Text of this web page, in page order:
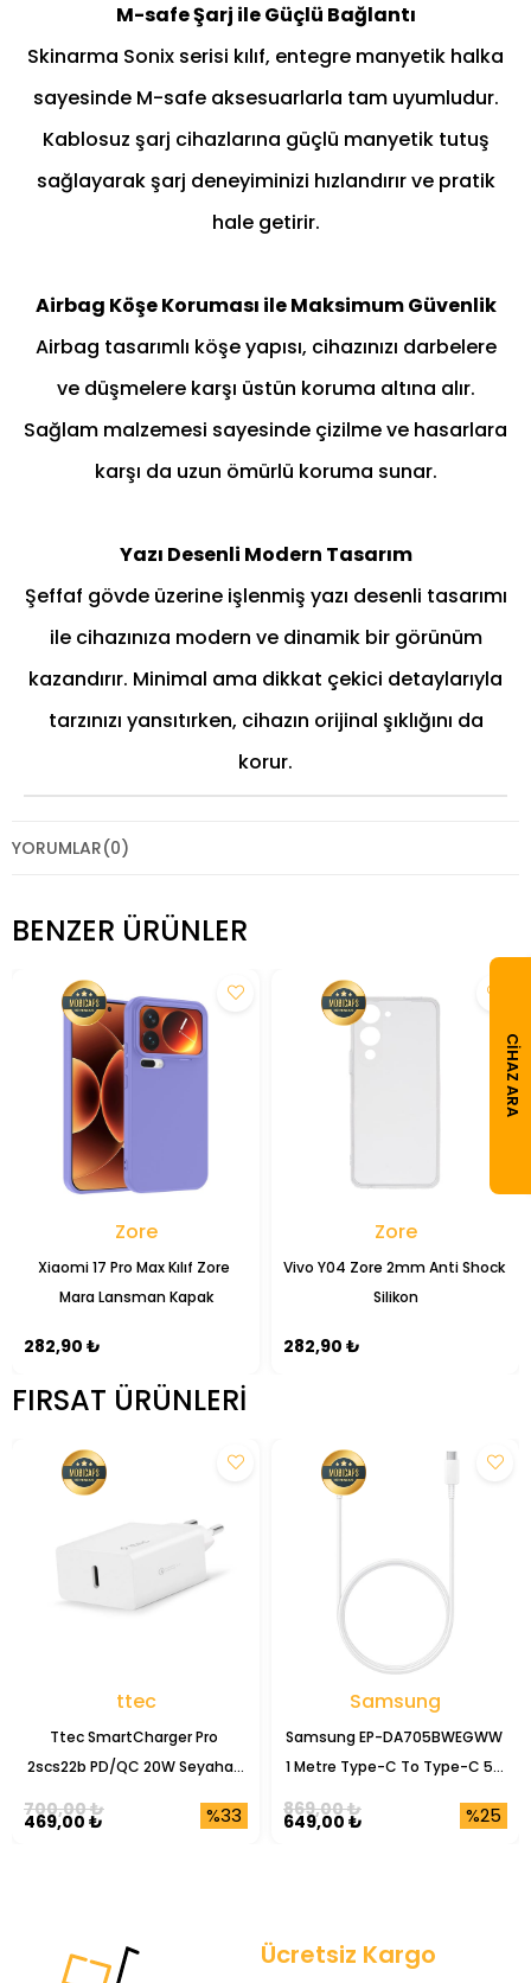
M-safe Şarj ile Güçlü Bağlantı
Skinarma Sonix serisi kılıf, entegre manyetik halka
sayesinde M-safe aksesuarlarla tam uyumludur.
Kablosuz şarj cihazlarına güçlü manyetik tutuş
sağlayarak şarj deneyiminizi hızlandırır ve pratik
hale getirir.
Airbag Köşe Koruması ile Maksimum Güvenlik
Airbag tasarımlı köşe yapısı, cihazınızı darbelere
ve düşmelere karşı üstün koruma altına alır.
Sağlam malzemesi sayesinde çizilme ve hasarlara
karşı da uzun ömürlü koruma sunar.
Yazı Desenli Modern Tasarım
Şeffaf gövde üzerine işlenmiş yazı desenli tasarımı
ile cihazınıza modern ve dinamik bir görünüm
kazandırır. Minimal ama dikkat çekici detaylarıyla
tarzınızı yansıtırken, cihazın orijinal şıklığını da
korur.
YORUMLAR(0)
BENZER ÜRÜNLER
Zore
Xiaomi 17 Pro Max Kılıf Zore
Mara Lansman Kapak
282,90 ₺
Zore
Vivo Y04 Zore 2mm Anti Shock
Silikon
282,90 ₺
FIRSAT ÜRÜNLERI
ttec
Ttec SmartCharger Pro
2scs22b PD/QC 20W Seyahat
%33
469,00 ₺
700,00 ₺
Samsung
Samsung EP-DA705BWEGWW
1 Metre Type-C To Type-C 5A
%25
649,00 ₺
869,00 ₺
Ücretsiz Kargo
CIHAZ ARA